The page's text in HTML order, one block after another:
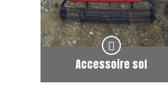
Accessoire sol